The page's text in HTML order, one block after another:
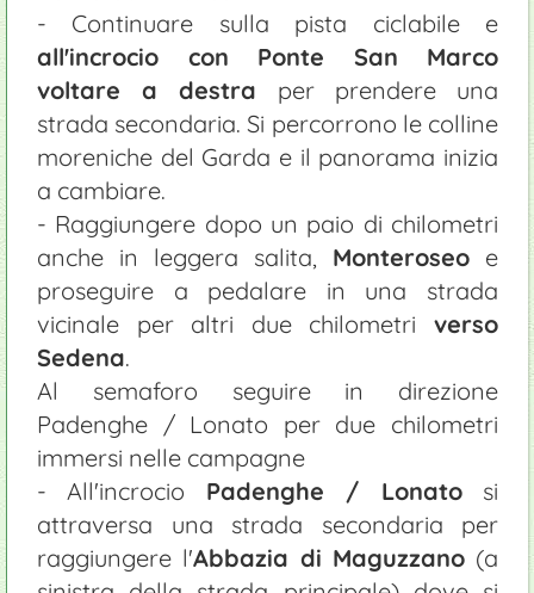
- Continuare sulla pista ciclabile e
all'incrocio con Ponte San Marco
voltare a destra per prendere una
strada secondaria. Si percorrono le colline
moreniche del Garda e il panorama inizia
a cambiare.
- Raggiungere dopo un paio di chilometri
anche in leggera salita, Monteroseo e
proseguire a pedalare in una strada
vicinale per altri due chilometri verso
Sedena.
Al semaforo seguire in direzione
Padenghe / Lonato per due chilometri
immersi nelle campagne
- All'incrocio Padenghe / Lonatosi
attraversa una strada secondaria per
raggiungere l'Abbazia di Maguzzano (a